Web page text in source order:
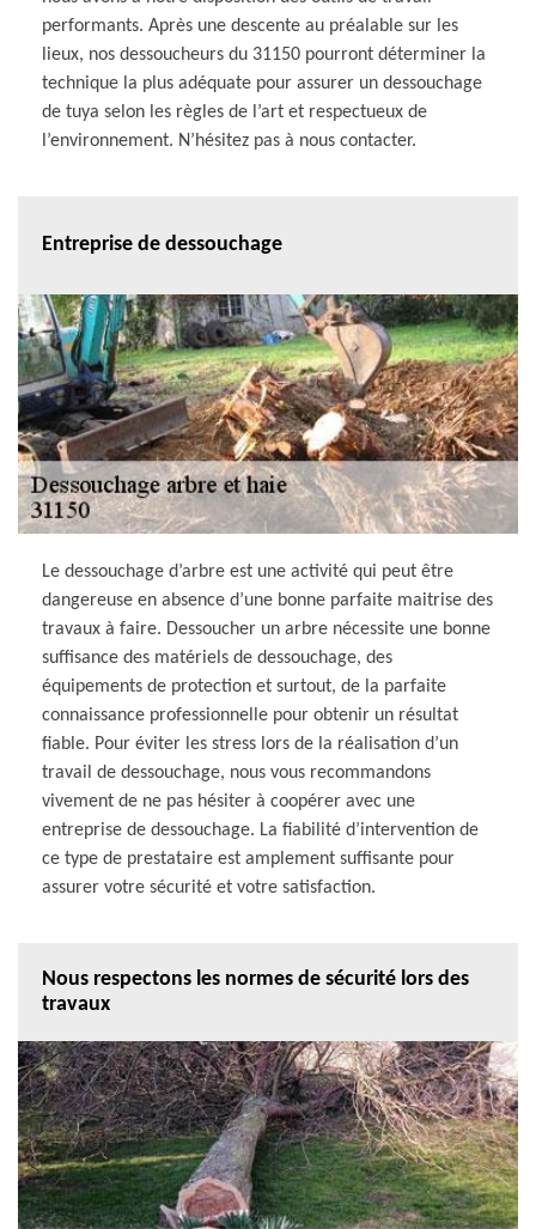
performants. Après une descente au préalable sur les
lieux, nos dessoucheurs du 31150 pourront déterminer la
technique la plus adéquate pour assurer un dessouchage
de tuya selon les règles de l’art et respectueux de
l’environnement. N’hésitez pas à nous contacter.
Entreprise de dessouchage
Le dessouchage d’arbre est une activité qui peut être
dangereuse en absence d’une bonne parfaite maitrise des
travaux à faire. Dessoucher un arbre nécessite une bonne
suffisance des matériels de dessouchage, des
équipements de protection et surtout, de la parfaite
connaissance professionnelle pour obtenir un résultat
fiable. Pour éviter les stress lors de la réalisation d’un
travail de dessouchage, nous vous recommandons
vivement de ne pas hésiter à coopérer avec une
entreprise de dessouchage. La fiabilité d’intervention de
ce type de prestataire est amplement suffisante pour
assurer votre sécurité et votre satisfaction.
Nous respectons les normes de sécurité lors des
travaux